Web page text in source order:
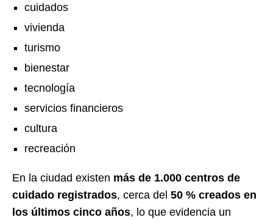
cuidados
vivienda
turismo
bienestar
tecnología
servicios financieros
cultura
recreación
En la ciudad existen más de 1.000 centros de
cuidado registrados, cerca del 50 % creados en
los últimos cinco años, lo que evidencia un